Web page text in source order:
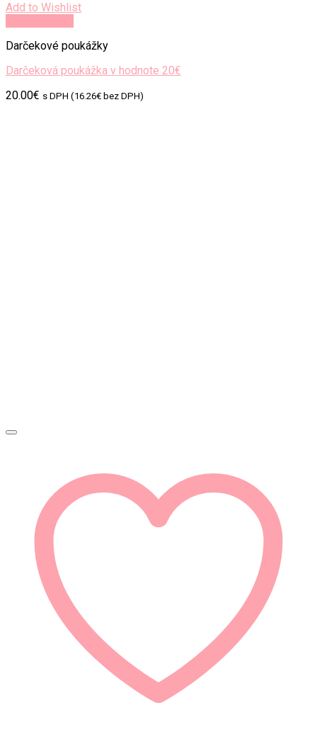
Add to Wishlist
Darčekové poukážky
Darčeková poukážka v hodnote 20€
20.00€ s DPH (16.26€ bez DPH)